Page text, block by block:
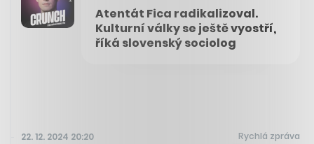
Atentát Fica radikalizoval.
Kulturní války se ještě vyostří,
říká slovenský sociolog
22. 12. 2024 20:20 Rychlá zpráva